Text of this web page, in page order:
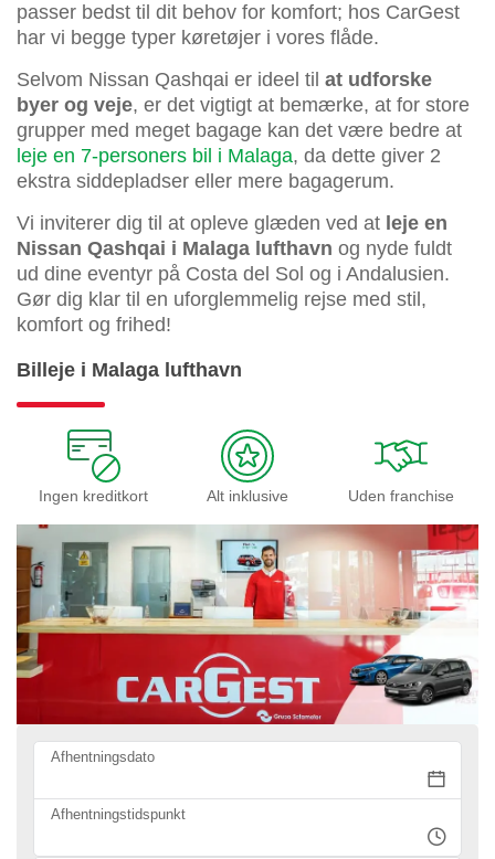
passer bedst til dit behov for komfort; hos CarGest
har vi begge typer køretøjer i vores flåde.
Selvom Nissan Qashqai er ideel til at udforske
byer og veje, er det vigtigt at bemærke, at for store
grupper med meget bagage kan det være bedre at
leje en 7-personers bil i Malaga, da dette giver 2
ekstra siddepladser eller mere bagagerum.
Vi inviterer dig til at opleve glæden ved at leje en
Nissan Qashqai i Malaga lufthavn og nyde fuldt
ud dine eventyr på Costa del Sol og i Andalusien.
Gør dig klar til en uforglemmelig rejse med stil,
komfort og frihed!
Billeje i Malaga lufthavn
Ingen kreditkort Alt inklusive Uden franchise
Afhentningsdato
Afhentningstidspunkt